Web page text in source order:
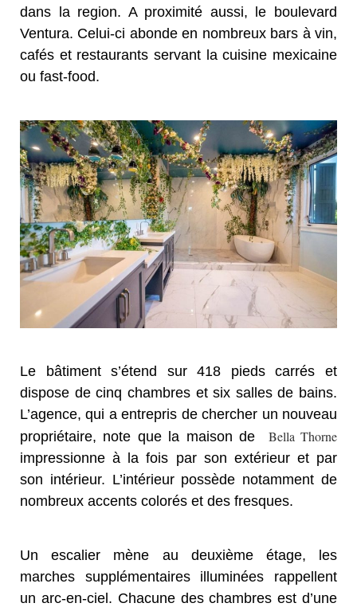
dans la region. A proximité aussi, le boulevard
Ventura. Celui-ci abonde en nombreux bars à vin,
cafés et restaurants servant la cuisine mexicaine
ou fast-food.
Le bâtiment s’étend sur 418 pieds carrés et
dispose de cinq chambres et six salles de bains.
L’agence, qui a entrepris de chercher un nouveau
propriétaire, note que la maison de Bella Thorne
impressionne à la fois par son extérieur et par
son intérieur. L’intérieur possède notamment de
nombreux accents colorés et des fresques.
Un escalier mène au deuxième étage, les
marches supplémentaires illuminées rappellent
un arc-en-ciel. Chacune des chambres est d’une